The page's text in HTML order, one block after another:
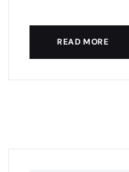
READ MORE